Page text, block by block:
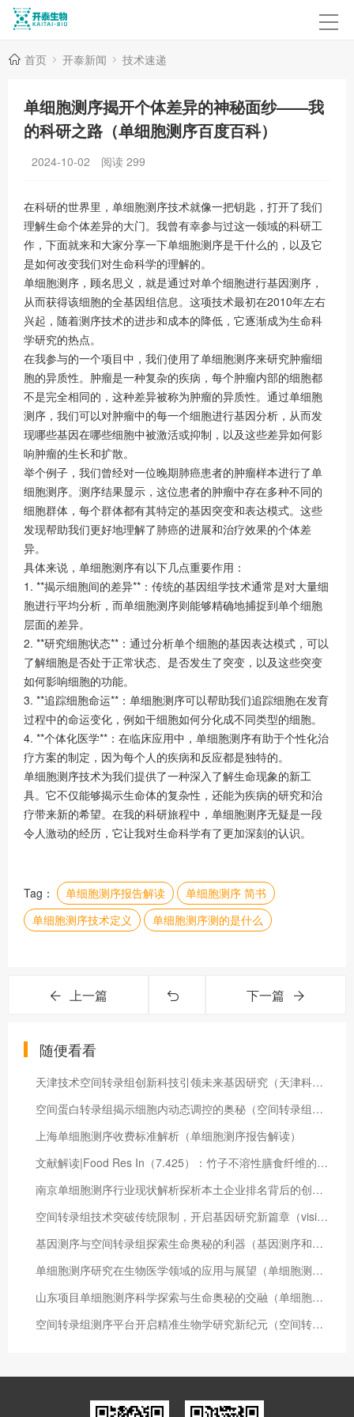
首页 开泰新闻 技术速递
单细胞测序揭开个体差异的神秘面纱——我
的科研之路（单细胞测序百度百科）
2024-10-02 阅读 299
在科研的世界里，单细胞测序技术就像一把钥匙，打开了我们
理解生命个体差异的大门。我曾有幸参与过这一领域的科研工
作，下面就来和大家分享一下单细胞测序是干什么的，以及它
是如何改变我们对生命科学的理解的。
单细胞测序，顾名思义，就是通过对单个细胞进行基因测序，
从而获得该细胞的全基因组信息。这项技术最初在2010年左右
兴起，随着测序技术的进步和成本的降低，它逐渐成为生命科
学研究的热点。
在我参与的一个项目中，我们使用了单细胞测序来研究肿瘤细
胞的异质性。肿瘤是一种复杂的疾病，每个肿瘤内部的细胞都
不是完全相同的，这种差异被称为肿瘤的异质性。通过单细胞
测序，我们可以对肿瘤中的每一个细胞进行基因分析，从而发
现哪些基因在哪些细胞中被激活或抑制，以及这些差异如何影
响肿瘤的生长和扩散。
举个例子，我们曾经对一位晚期肺癌患者的肿瘤样本进行了单
细胞测序。测序结果显示，这位患者的肿瘤中存在多种不同的
细胞群体，每个群体都有其特定的基因突变和表达模式。这些
发现帮助我们更好地理解了肺癌的进展和治疗效果的个体差
异。
具体来说，单细胞测序有以下几点重要作用：
1. **揭示细胞间的差异**：传统的基因组学技术通常是对大量细
胞进行平均分析，而单细胞测序则能够精确地捕捉到单个细胞
层面的差异。
2. **研究细胞状态**：通过分析单个细胞的基因表达模式，可以
了解细胞是否处于正常状态、是否发生了突变，以及这些突变
如何影响细胞的功能。
3. **追踪细胞命运**：单细胞测序可以帮助我们追踪细胞在发育
过程中的命运变化，例如干细胞如何分化成不同类型的细胞。
4. **个体化医学**：在临床应用中，单细胞测序有助于个性化治
疗方案的制定，因为每个人的疾病和反应都是独特的。
单细胞测序技术为我们提供了一种深入了解生命现象的新工
具。它不仅能够揭示生命体的复杂性，还能为疾病的研究和治
疗带来新的希望。在我的科研旅程中，单细胞测序无疑是一段
令人激动的经历，它让我对生命科学有了更加深刻的认识。
Tag： 单细胞测序报告解读
单细胞测序 简书
单细胞测序技术定义
单细胞测序测的是什么
上一篇 下一篇
随便看看
天津技术空间转录组创新科技引领未来基因研究（天津科技成果转化条例）
空间蛋白转录组揭示细胞内动态调控的奥秘（空间转录组测序流程）
上海单细胞测序收费标准解析（单细胞测序报告解读）
文献解读|Food Res In（7.425）：竹子不溶性膳食纤维的体外粪便发酵特性及其对人体肠道菌群的影响
南京单细胞测序行业现状解析探析本土企业排名背后的创新力量（单细胞测序技术服务）
空间转录组技术突破传统限制，开启基因研究新篇章（visium空间转录组）
基因测序与空间转录组探索生命奥秘的利器（基因测序和转录组测序）
单细胞测序研究在生物医学领域的应用与展望（单细胞测序研究应用领域）
山东项目单细胞测序科学探索与生命奥秘的交融（单细胞测序仪器平台）
空间转录组测序平台开启精准生物学研究新纪元（空间转录组切片厚度）